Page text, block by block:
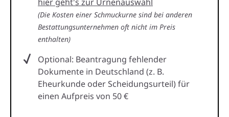
(Die Kosten einer Schmuckurne sind bei anderen
Bestattungsunternehmen oft nicht im Preis
enthalten)
Optional: Beantragung fehlender
Dokumente in Deutschland (z. B.
Eheurkunde oder Scheidungsurteil) für
einen Aufpreis von 50 €